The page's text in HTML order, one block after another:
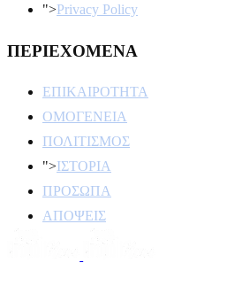
">Privacy Policy
ΠΕΡΙΕΧΟΜΕΝΑ
ΕΠΙΚΑΙΡΟΤΗΤΑ
ΟΜΟΓΕΝΕΙΑ
ΠΟΛΙΤΙΣΜΟΣ
">ΙΣΤΟΡΙΑ
ΠΡΟΣΩΠΑ
ΑΠΟΨΕΙΣ